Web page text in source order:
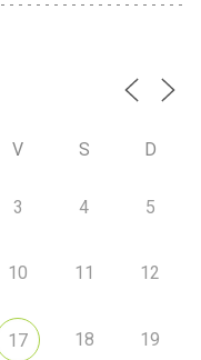
V S D
3 4 5
10 11 12
17 18 19